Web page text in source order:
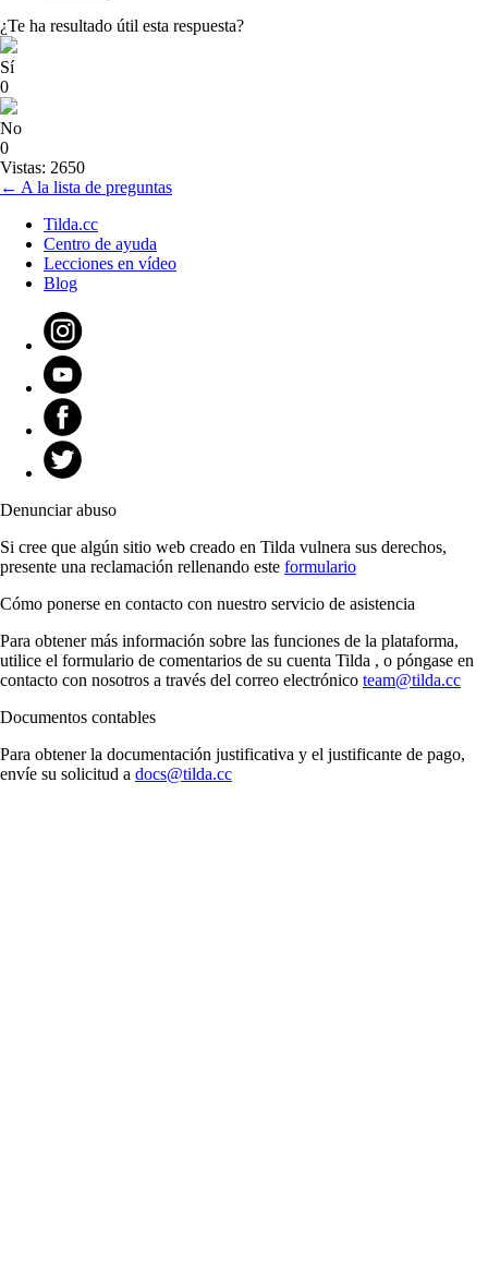
¿Te ha resultado útil esta respuesta?
Sí
0
No
0
Vistas: 2650
← A la lista de preguntas
Tilda.cc
Centro de ayuda
Lecciones en vídeo
Blog
Denunciar abuso
Si cree que algún sitio web creado en Tilda vulnera sus derechos,
presente una reclamación rellenando este formulario
Cómo ponerse en contacto con nuestro servicio de asistencia
Para obtener más información sobre las funciones de la plataforma,
utilice el formulario de comentarios de su cuenta Tilda , o póngase en
contacto con nosotros a través del correo electrónico team@tilda.cc
Documentos contables
Para obtener la documentación justificativa y el justificante de pago,
envíe su solicitud a docs@tilda.cc